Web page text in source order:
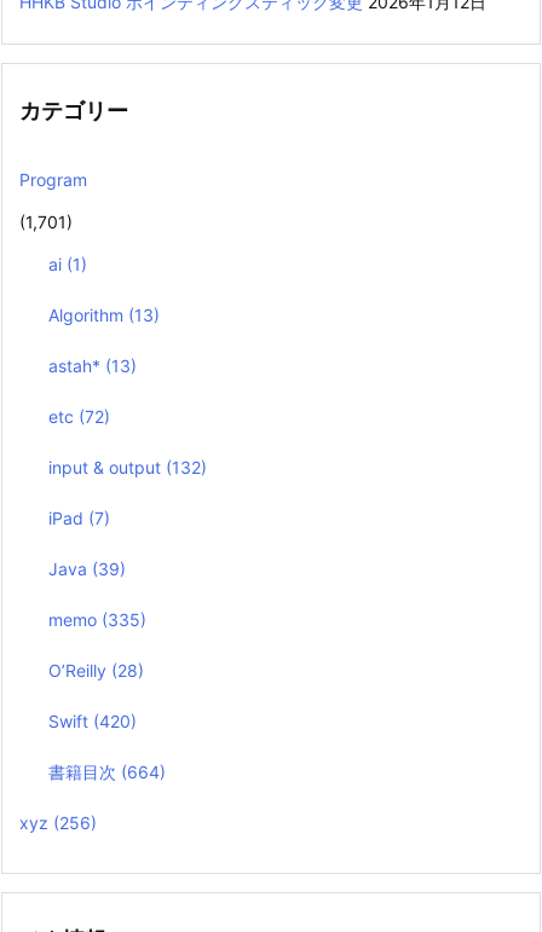
カテゴリー
Program
(1,701)
ai (1)
Algorithm (13)
astah* (13)
etc (72)
input & output (132)
iPad (7)
Java (39)
memo (335)
O’Reilly (28)
Swift (420)
書籍目次 (664)
xyz (256)